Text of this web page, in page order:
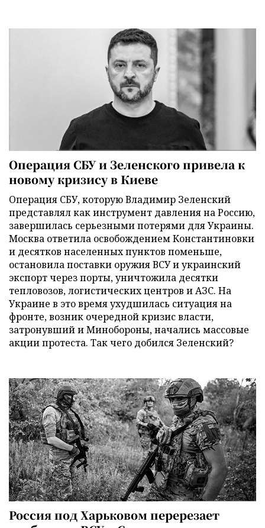
Операция СБУ и Зеленского привела к
новому кризису в Киеве
Операция СБУ, которую Владимир Зеленский
представлял как инструмент давления на Россию,
завершилась серьезными потерями для Украины.
Москва ответила освобождением Константиновки
и десятков населенных пунктов поменьше,
остановила поставки оружия ВСУ и украинский
экспорт через порты, уничтожила десятки
тепловозов, логистических центров и АЗС. На
Украине в это время ухудшилась ситуация на
фронте, возник очередной кризис власти,
затронувший и Минобороны, начались массовые
акции протеста. Так чего добился Зеленский?
Россия под Харьковом перерезает